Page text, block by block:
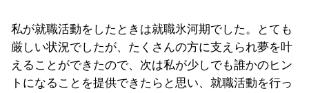
私が就職活動をしたときは就職氷河期でした。とても
厳しい状況でしたが、たくさんの方に支えられ夢を叶
えることができたので、次は私が少しでも誰かのヒン
トになることを提供できたらと思い、就職活動を行っ